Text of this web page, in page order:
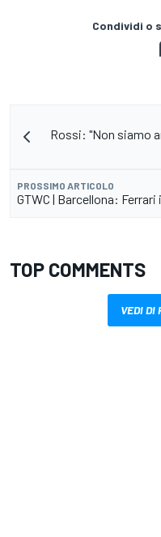
Condividi o
Rossi: "Non siamo
PROSSIMO ARTICOLO
GTWC | Barcellona:
TOP COMMENTS
VEDI DI